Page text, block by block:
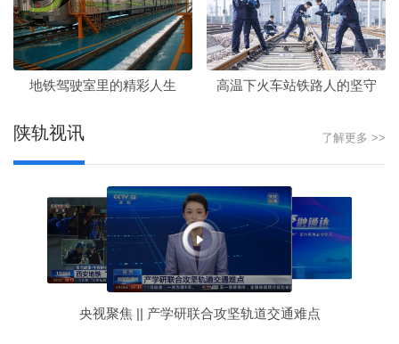
地铁驾驶室里的精彩人生 高温下火车站铁路人的坚守
陕轨视讯 了解更多 >>
央视聚焦 || 产学研联合攻坚轨道交通难点